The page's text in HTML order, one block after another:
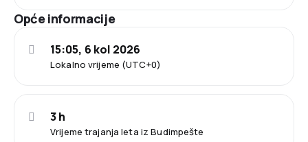
Opće informacije
Lokalno vrijeme (UTC+0)
15:05, 6 kol 2026
Vrijeme trajanja leta iz Budimpešte
3 h